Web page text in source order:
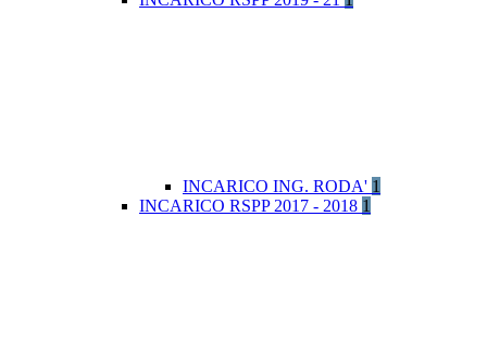
INCARICO ING. RODA' 1
INCARICO RSPP 2017 - 2018 1